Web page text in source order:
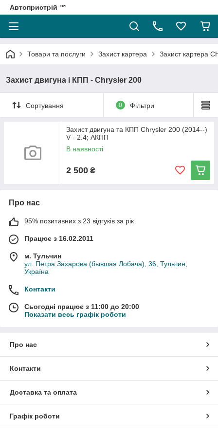
Автопристрій ™
Товари та послуги Захист картера Захист картера
Захист двигуна і КПП - Chrysler 200
Сортування 0 Фільтри
Захист двигуна та КПП Chrysler 200 (2014--)
V - 2.4; АКПП
В наявності
2 500 ₴
Про нас
95% позитивних з 23 відгуків за рік
Працює з 16.02.2011
м. Тульчин
ул. Петра Захарова (бывшая Лобача), 36, Тульчин,
Україна
Контакти
Сьогодні працює з 11:00 до 20:00
Показати весь графік роботи
Про нас
Контакти
Доставка та оплата
Графік роботи